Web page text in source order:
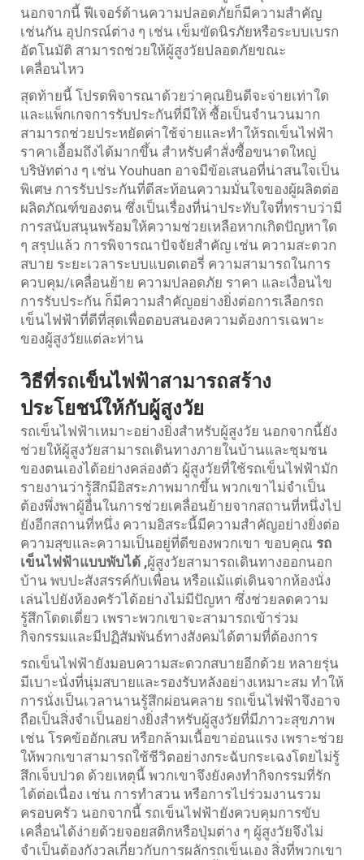
นอกจากนี้ ฟีเจอร์ด้านความปลอดภัยก็มีความสำคัญ
เช่นกัน อุปกรณ์ต่าง ๆ เช่น เข็มขัดนิรภัยหรือระบบเบรก
อัตโนมัติ สามารถช่วยให้ผู้สูงวัยปลอดภัยขณะ
เคลื่อนไหว
สุดท้ายนี้ โปรดพิจารณาด้วยว่าคุณยินดีจะจ่ายเท่าใด
และแพ็กเกจการรับประกันที่มีให้ ซื้อเป็นจำนวนมาก
สามารถช่วยประหยัดค่าใช้จ่ายและทำให้รถเข็นไฟฟ้า
ราคาเอื้อมถึงได้มากขึ้น สำหรับคำสั่งซื้อขนาดใหญ่
บริษัทต่าง ๆ เช่น Youhuan อาจมีข้อเสนอที่น่าสนใจเป็น
พิเศษ การรับประกันที่ดีสะท้อนความมั่นใจของผู้ผลิตต่อ
ผลิตภัณฑ์ของตน ซึ่งเป็นเรื่องที่น่าประทับใจที่ทราบว่ามี
การสนับสนุนพร้อมให้ความช่วยเหลือหากเกิดปัญหาใด
ๆ สรุปแล้ว การพิจารณาปัจจัยสำคัญ เช่น ความสะดวก
สบาย ระยะเวลาระบบแบตเตอรี่ ความสามารถในการ
ควบคุม/เคลื่อนย้าย ความปลอดภัย ราคา และเงื่อนไข
การรับประกัน ก็มีความสำคัญอย่างยิ่งต่อการเลือกรถ
เข็นไฟฟ้าที่ดีที่สุดเพื่อตอบสนองความต้องการเฉพาะ
ของผู้สูงวัยแต่ละท่าน
วิธีที่รถเข็นไฟฟ้าสามารถสร้าง
ประโยชน์ให้กับผู้สูงวัย
รถเข็นไฟฟ้าเหมาะอย่างยิ่งสำหรับผู้สูงวัย นอกจากนี้ยัง
ช่วยให้ผู้สูงวัยสามารถเดินทางภายในบ้านและชุมชน
ของตนเองได้อย่างคล่องตัว ผู้สูงวัยที่ใช้รถเข็นไฟฟ้ามัก
รายงานว่ารู้สึกมีอิสระภาพมากขึ้น พวกเขาไม่จำเป็น
ต้องพึ่งพาผู้อื่นในการช่วยเคลื่อนย้ายจากสถานที่หนึ่งไป
ยังอีกสถานที่หนึ่ง ความอิสระนี้มีความสำคัญอย่างยิ่งต่อ
ความสุขและความเป็นอยู่ที่ดีของพวกเขา ขอบคุณ รถ
เข็นไฟฟ้าแบบพับได้ ,ผู้สูงวัยสามารถเดินทางออกนอก
บ้าน พบปะสังสรรค์กับเพื่อน หรือแม้แต่เดินจากห้องนั่ง
เล่นไปยังห้องครัวได้อย่างไม่มีปัญหา ซึ่งช่วยลดความ
รู้สึกโดดเดี่ยว เพราะพวกเขาจะสามารถเข้าร่วม
กิจกรรมและมีปฏิสัมพันธ์ทางสังคมได้ตามที่ต้องการ
รถเข็นไฟฟ้ายังมอบความสะดวกสบายอีกด้วย หลายรุ่น
มีเบาะนั่งที่นุ่มสบายและรองรับหลังอย่างเหมาะสม ทำให้
การนั่งเป็นเวลานานรู้สึกผ่อนคลาย รถเข็นไฟฟ้าจึงอาจ
ถือเป็นสิ่งจำเป็นอย่างยิ่งสำหรับผู้สูงวัยที่มีภาวะสุขภาพ
เช่น โรคข้ออักเสบ หรือกล้ามเนื้อขาอ่อนแรง เพราะช่วย
ให้พวกเขาสามารถใช้ชีวิตอย่างกระฉับกระเฉงโดยไม่รู้
สึกเจ็บปวด ด้วยเหตุนี้ พวกเขาจึงยังคงทำกิจกรรมที่รัก
ได้ต่อเนื่อง เช่น การทำสวน หรือการไปร่วมงานรวม
ครอบครัว นอกจากนี้ รถเข็นไฟฟ้ายังควบคุมการขับ
เคลื่อนได้ง่ายด้วยจอยสติกหรือปุ่มต่าง ๆ ผู้สูงวัยจึงไม่
จำเป็นต้องกังวลเกี่ยวกับการผลักรถเข็นเอง สิ่งที่พวกเขา